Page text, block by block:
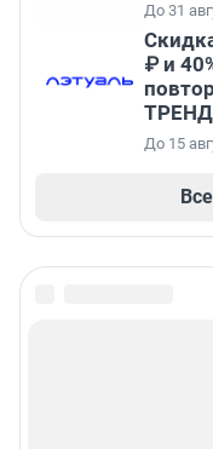
До 31
₽ и
ТРЕНД
До 15